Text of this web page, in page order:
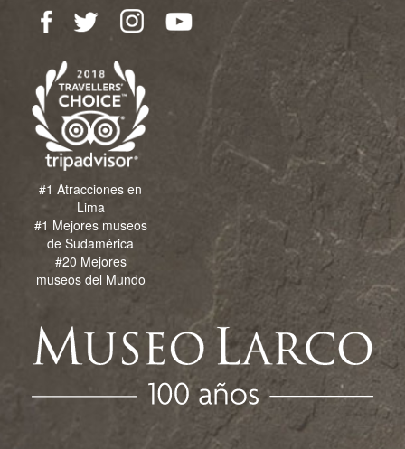
#1 Atracciones en
Lima
#1 Mejores museos
de Sudamérica
#20 Mejores
museos del Mundo